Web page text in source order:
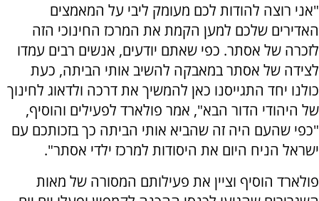
"אני רוצה להודות לכם מעומק ליבי על המאמצים
האדירים שלכם למען הקמת את המרכז החינוכי הזה
לזכרה של אסתר. כפי שאתם יודעים, אנשים רבים עמדו
לצידה של אסתר במאבקה להשיב אותי הביתה, כעת
כולנו יחד התגייסנו כאן להמשיך את דרכה ולדאוג לחינוך
של היהודי הדור הבא", אמר פולארד לפעילים והוסיף,
"כפי שהעם היה זה שהביא אותי הביתה כך בזכותכם עם
ישראל הניח היום את היסודות למרכז ילדי אסתר".
פולארד הוסיף וציין את פעילותם המסורה של מאות